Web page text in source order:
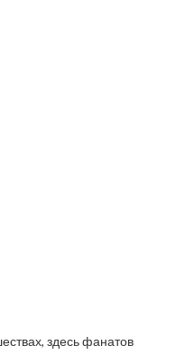
здесь фанатов